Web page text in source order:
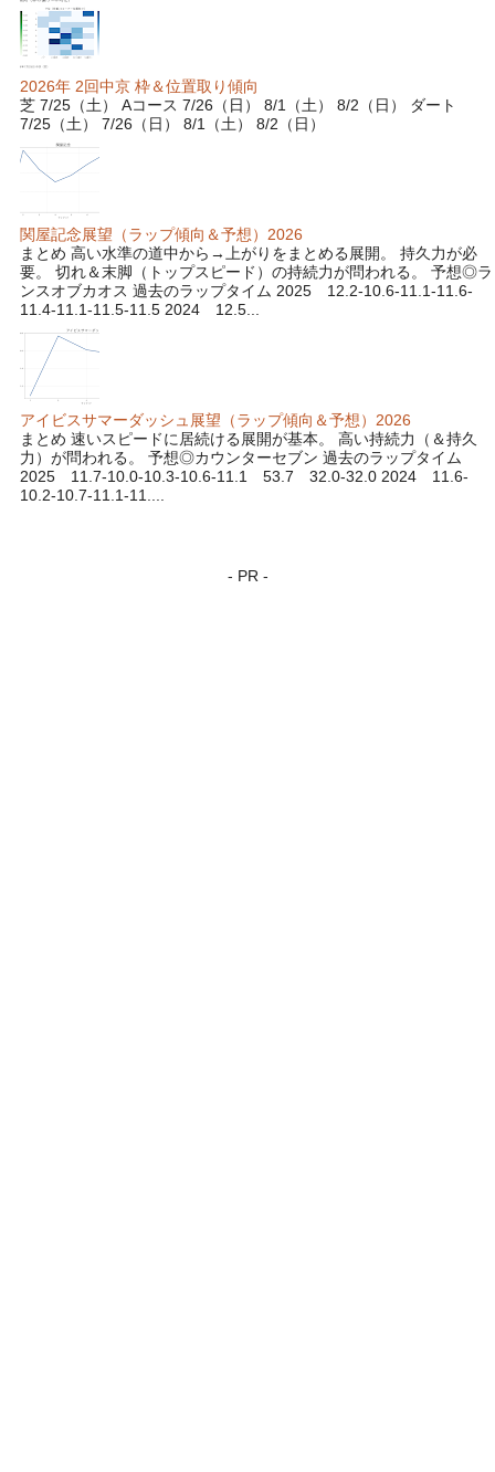
2026年 2回中京 枠＆位置取り傾向
芝 7/25（土） Aコース 7/26（日） 8/1（土） 8/2（日） ダート
7/25（土） 7/26（日） 8/1（土） 8/2（日）
関屋記念展望（ラップ傾向＆予想）2026
まとめ 高い水準の道中から→上がりをまとめる展開。 持久力が必
要。 切れ＆末脚（トップスピード）の持続力が問われる。 予想◎ラ
ンスオブカオス 過去のラップタイム 2025 12.2-10.6-11.1-11.6-
11.4-11.1-11.5-11.5 2024 12.5...
アイビスサマーダッシュ展望（ラップ傾向＆予想）2026
まとめ 速いスピードに居続ける展開が基本。 高い持続力（＆持久
力）が問われる。 予想◎カウンターセブン 過去のラップタイム
2025 11.7-10.0-10.3-10.6-11.1 53.7 32.0-32.0 2024 11.6-
10.2-10.7-11.1-11....
- PR -